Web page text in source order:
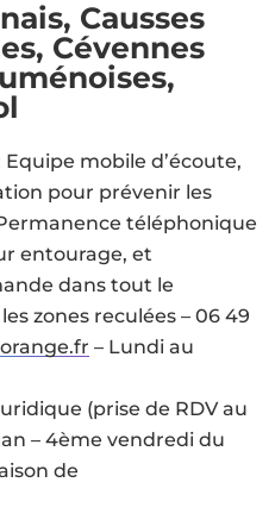
Causses
Cévennes
Equipe mobile d’écoute,
pour prévenir les
téléphonique
entourage, et
dans tout le
zones reculées – 06 49
– Lundi au
(prise de RDV au
– 4ème vendredi du
de